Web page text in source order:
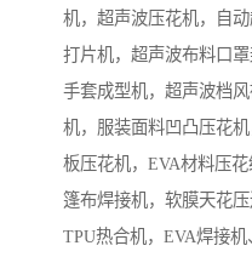
机，超声波压花机，自
打片机，超声波布料口
手套成型机，超声波档
机，服装面料凹凸压花
板压花机，EVA材料压
篷布焊接机，软膜天花
TPU热合机，EVA焊接机